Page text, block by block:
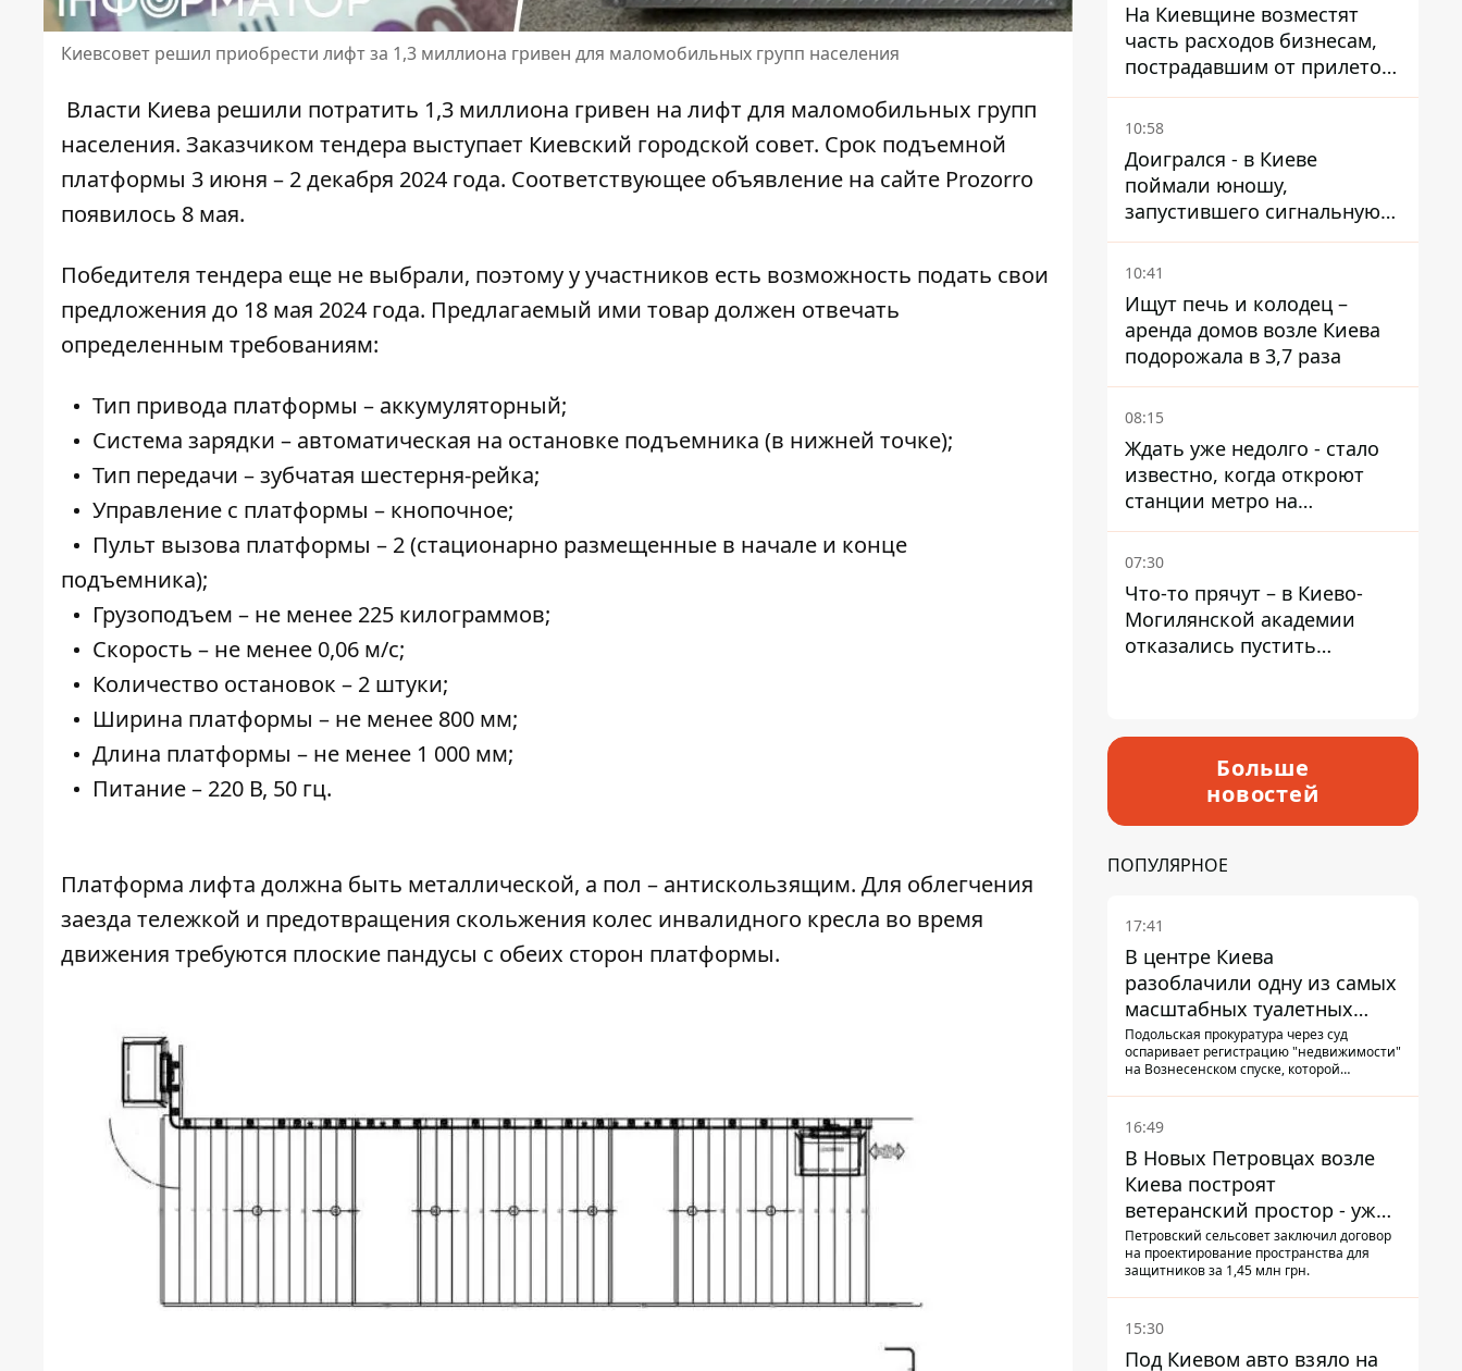
Киевсовет решил приобрести лифт за 1,3 миллиона гривен для маломобильных групп населения
Власти Киева решили потратить 1,3 миллиона гривен на лифт для маломобильных групп
населения. Заказчиком тендера выступает Киевский городской совет. Срок подъемной
платформы 3 июня – 2 декабря 2024 года. Соответствующее объявление на сайте Prozorro
появилось 8 мая.
Победителя тендера еще не выбрали, поэтому у участников есть возможность подать свои
предложения до 18 мая 2024 года. Предлагаемый ими товар должен отвечать
определенным требованиям:
Тип привода платформы – аккумуляторный;
Система зарядки – автоматическая на остановке подъемника (в нижней точке);
Тип передачи – зубчатая шестерня-рейка;
Управление с платформы – кнопочное;
Пульт вызова платформы – 2 (стационарно размещенные в начале и конце
подъемника);
Грузоподъем – не менее 225 килограммов;
Скорость – не менее 0,06 м/с;
Количество остановок – 2 штуки;
Ширина платформы – не менее 800 мм;
Длина платформы – не менее 1 000 мм;
Питание – 220 В, 50 гц.
Платформа лифта должна быть металлической, а пол – антискользящим. Для облегчения
заезда тележкой и предотвращения скольжения колес инвалидного кресла во время
движения требуются плоские пандусы с обеих сторон платформы.
На Киевщине возместят
часть расходов бизнесам,
пострадавшим от прилетов
ракет
10:58
Доигрался - в Киеве
поймали юношу,
запустившего сигнальную
ракету, чтобы порадовать
девушек
10:41
Ищут печь и колодец –
аренда домов возле Киева
подорожала в 3,7 раза
08:15
Ждать уже недолго - стало
известно, когда откроют
станции метро на
Виноградаре
07:30
Что-то прячут – в Киево-
Могилянской академии
отказались пустить
Больше
новостей
ПОПУЛЯРНОЕ
17:41
В центре Киева
разоблачили одну из самых
масштабных туалетных
схем с фиктивным домом
Подольская прокуратура через суд
оспаривает регистрацию "недвижимости"
на Вознесенском спуске, которой
получить "в обслуживание" земельный
участок
16:49
В Новых Петровцах возле
Киева построят
ветеранский простор - уже
нашли проектанта
Петровский сельсовет заключил договор
на проектирование пространства для
защитников за 1,45 млн грн.
15:30
Под Киевом авто взяло на